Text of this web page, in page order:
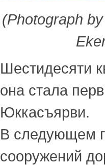
(Photograph
Шестидесяти
она стала
Юккасъярви.
В следующем
сооружений